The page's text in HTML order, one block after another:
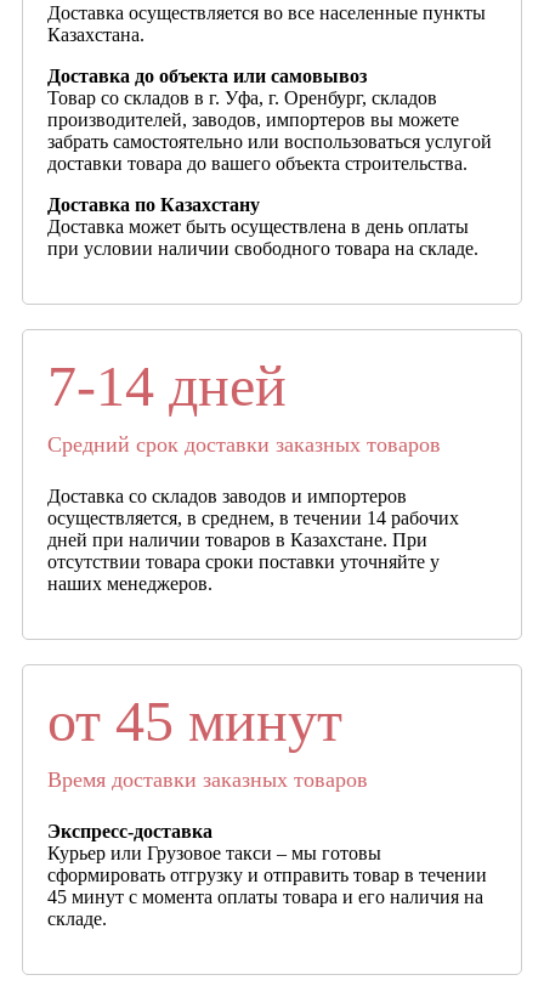
Доставка осуществляется во все населенные пункты
Казахстана.
Доставка до объекта или самовывоз
Товар со складов в г. Уфа, г. Оренбург, складов
производителей, заводов, импортеров вы можете
забрать самостоятельно или воспользоваться услугой
доставки товара до вашего объекта строительства.
Доставка по Казахстану
Доставка может быть осуществлена в день оплаты
при условии наличии свободного товара на складе.
7-14 дней
Средний срок доставки заказных товаров
Доставка со складов заводов и импортеров
осуществляется, в среднем, в течении 14 рабочих
дней при наличии товаров в Казахстане. При
отсутствии товара сроки поставки уточняйте у
наших менеджеров.
от 45 минут
Время доставки заказных товаров
Экспресс-доставка
Курьер или Грузовое такси – мы готовы
сформировать отгрузку и отправить товар в течении
45 минут с момента оплаты товара и его наличия на
складе.